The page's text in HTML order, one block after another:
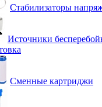
Стабилизаторы
Источники
Сменные картриджи